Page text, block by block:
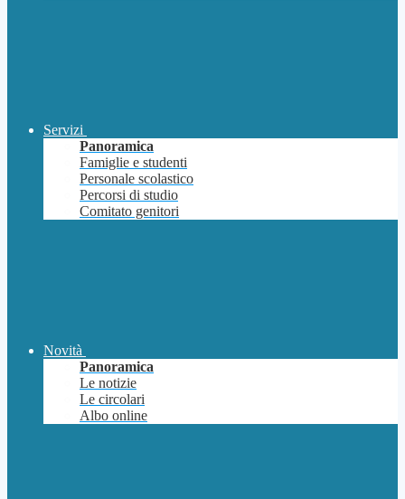
Servizi
Panoramica
Famiglie e studenti
Personale scolastico
Percorsi di studio
Comitato genitori
Novità
Panoramica
Le notizie
Le circolari
Albo online